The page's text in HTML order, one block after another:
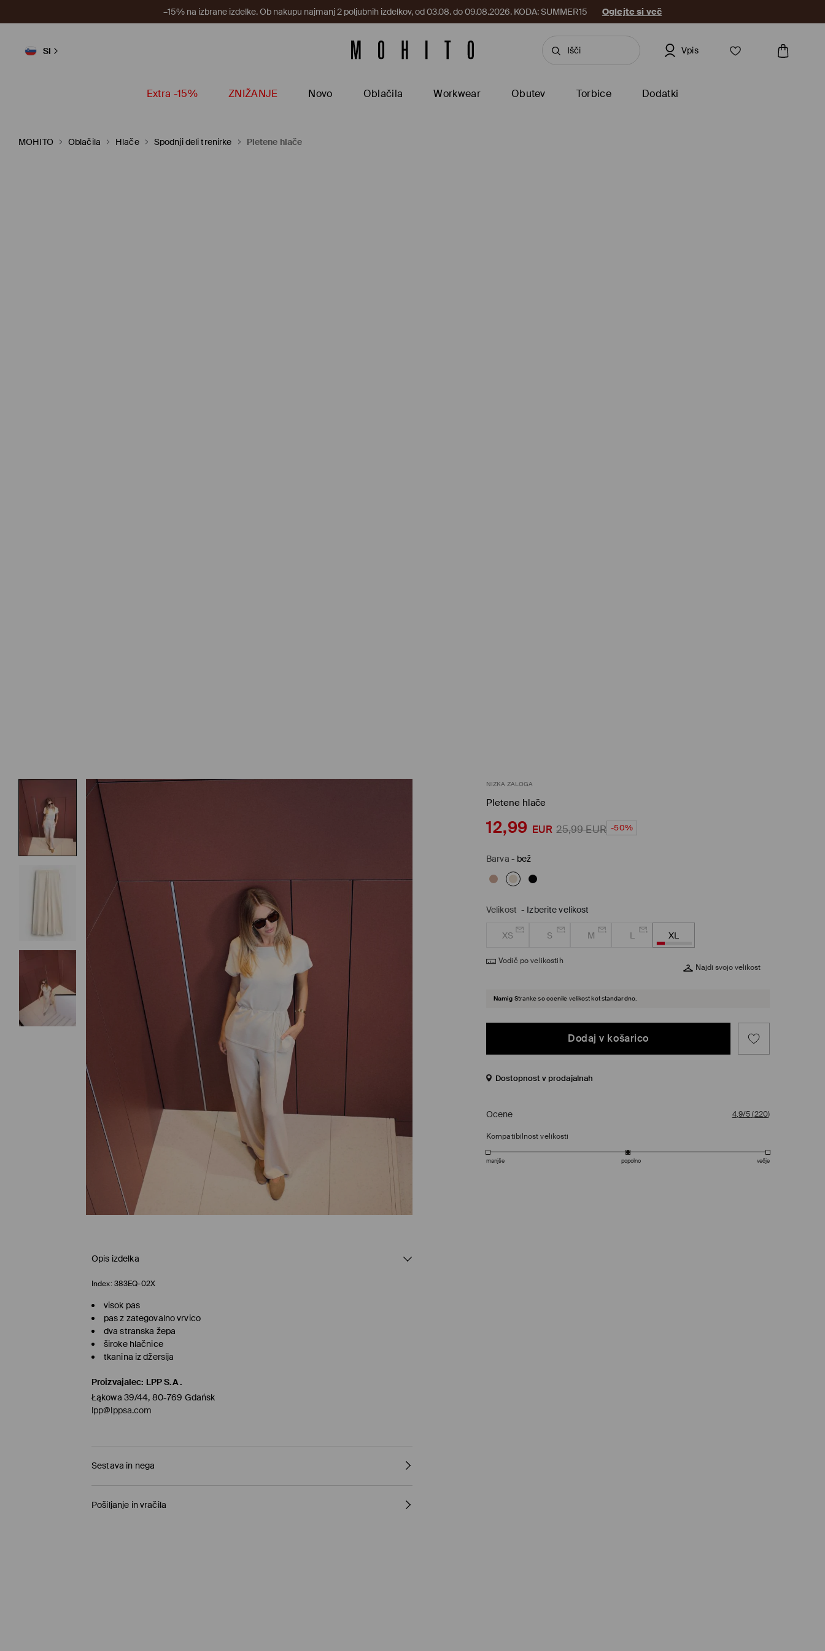
–15% na izbrane izdelke. Ob nakupu najmanj 2 poljubnih izdelkov, od 03.08. do 09.08.2026. KODA: SUMMER15 Oglejte si več
SI Vpis
Extra -15% ZNIŽANJE Novo Oblačila Workwear Obutev Torbice Dodatki
MOHITO Oblačila Hlače Spodnji deli trenirke Pletene hlače
NIZKA ZALOGA
Pletene hlače
12,99 EUR 25,99EUR -50%
Barva - bež
Velikost - Izberite velikost
XS S M L XL
Vodič po velikostih
Najdi svojo velikost
Namig Stranke so ocenile velikost kot standardno.
Dodaj v košarico
Dostopnost v prodajalnah
Ocene 4,9/5(220)
Kompatibilnost velikosti
manjše popolno večje
Opis izdelka
Index: 383EQ-02X
visok pas
pas z zategovalno vrvico
dva stranska žepa
široke hlačnice
tkanina iz džersija
Proizvajalec: LPP S.A.
Łąkowa 39/44, 80-769 Gdańsk
lpp@lppsa.com
Sestava in nega
Pošiljanje in vračila